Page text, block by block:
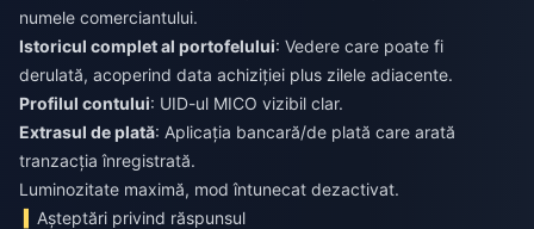
numele comerciantului.
Istoricul complet al portofelului: Vedere care poate fi
derulată, acoperind data achiziției plus zilele adiacente.
Profilul contului: UID-ul MICO vizibil clar.
Extrasul de plată: Aplicația bancară/de plată care arată
tranzacția înregistrată.
Luminozitate maximă, mod întunecat dezactivat.
Așteptări privind răspunsul